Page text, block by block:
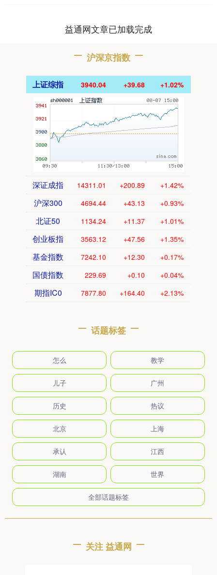
益通网文章已加载完成
沪深京指数
上证综指 3940.04 +39.68 +1.02%
深证成指 14311.01 +200.89 +1.42%
沪深300 4694.44 +43.13 +0.93%
北证50 1134.24 +11.37 +1.01%
创业板指 3563.12 +47.56 +1.35%
基金指数 7242.10 +12.30 +0.17%
国债指数 229.69 +0.10 +0.04%
期指IC0 7877.80 +164.40 +2.13%
话题标签
怎么 教学
儿子 广州
历史 热议
北京 上海
承认 江西
湖南 世界
全部话题标签
关注 益通网